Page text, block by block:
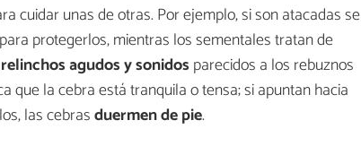
cuidar unas de otras. Por ejemplo, si son atacadas se
protegerlos, mientras los sementales tratan de
relinchos agudos y sonidos parecidos a los rebuznos
que la cebra está tranquila o tensa; si apuntan hacia
las cebrasduermen de pie.